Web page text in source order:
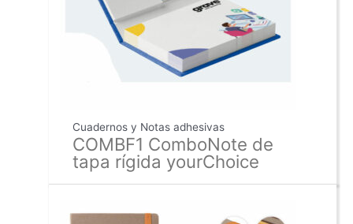
Cuadernos y Notas adhesivas
COMBF1 ComboNote de
tapa rígida yourChoice